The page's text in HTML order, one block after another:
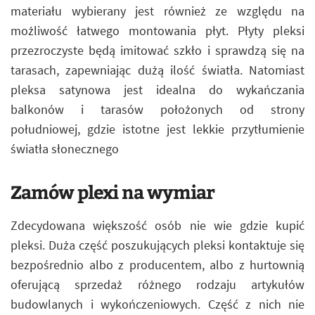
materiału wybierany jest również ze względu na
możliwość łatwego montowania płyt. Płyty pleksi
przezroczyste będą imitować szkło i sprawdzą się na
tarasach, zapewniając dużą ilość światła. Natomiast
pleksa satynowa jest idealna do wykańczania
balkonów i tarasów położonych od strony
południowej, gdzie istotne jest lekkie przytłumienie
światła słonecznego
Zamów plexi na wymiar
Zdecydowana większość osób nie wie gdzie kupić
pleksi. Duża część poszukujących pleksi kontaktuje się
bezpośrednio albo z producentem, albo z hurtownią
oferującą sprzedaż różnego rodzaju artykułów
budowlanych i wykończeniowych. Część z nich nie